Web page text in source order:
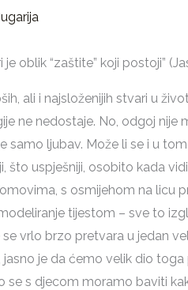
oblik “zaštite” koji postoji”
ali i najsloženijih stvari u
ne nedostaje. No, odgoj
samo ljubav. Može li se i u
što uspješniji, osobito kada
s osmijehom na licu
tijestom – sve to
vrlo brzo pretvara u jedan
je da ćemo velik dio
se s djecom moramo baviti